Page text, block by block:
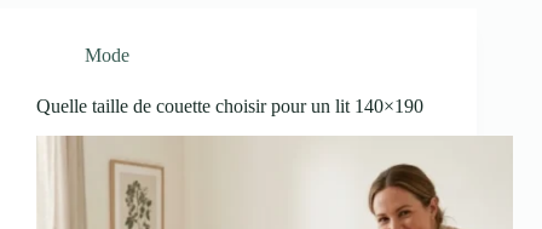
Mode
Quelle taille de couette choisir pour un lit 140×190